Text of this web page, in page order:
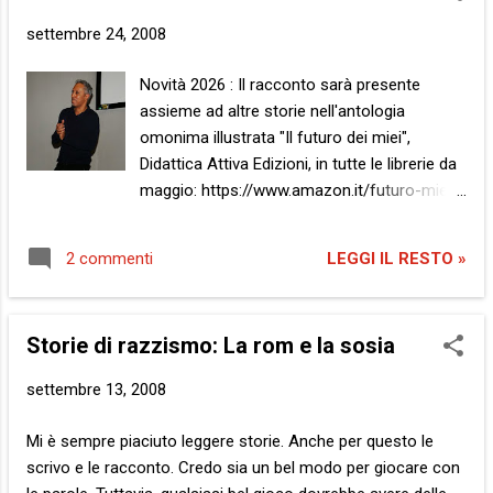
settembre 24, 2008
Novità 2026 : Il racconto sarà presente
assieme ad altre storie nell'antologia
omonima illustrata "Il futuro dei miei",
Didattica Attiva Edizioni, in tutte le librerie da
maggio: https://www.amazon.it/futuro-miei-
Editoriale:
https://www.alessandroghebreigziabiher.it/il-
approfondimento :
futuro-dei-miei-materiali-di-
Su una nave. In mare. Da qualche parte. “Zio
Amadou?” “Sì…” “Zio?” “Sì?” “Mi senti?” “Sì
2 commenti LEGGI IL RESTO »
Storie di razzismo: La rom e la sosia
settembre 13, 2008
Mi è sempre piaciuto leggere storie. Anche per questo le
scrivo e le racconto. Credo sia un bel modo per giocare con